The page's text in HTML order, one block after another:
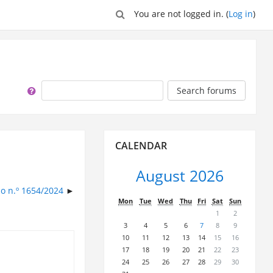
You are not logged in. (Log in)
Search forums
n.º 1654/2024
Calendar
CALENDAR
August 2026
Mon Tue Wed Thu Fri Sat
Sun
1
2
3
4 5 6 7 8
9
10
11 12 13 14 15
16
17
18 19 20 21 22
23
24
25 26 27 28 29
30